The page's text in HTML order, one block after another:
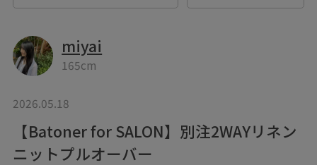
miyai
165cm
2026.05.18
【Batoner for SALON】別注2WAYリネン
ニットプルオーバー